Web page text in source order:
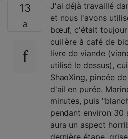
13
J'ai déjà travaillé
et nous l'avons
bœuf, c'était
cuillère à café de
livre de viande
utilisé le dessus),
ShaoXing, pincée
d'ail en purée.
minutes, puis
pendant environ 30
aura un aspect
dernière étape,